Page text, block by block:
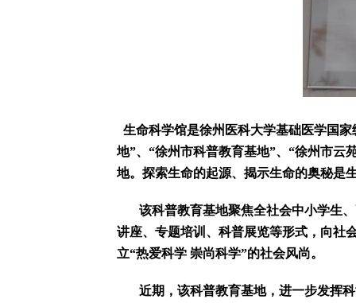
生命科学馆是徐州医科大学基础医学国
地”、“徐州市科普教育基地”、“徐州市云
地。探索生命的起源、揭示生命的奥秘是
该科普教育基地聚焦全社会中小学生
讲座、专题培训、科普展览等形式，向社
立“热爱科学 崇尚科学”的社会风尚。
近期，该科普教育基地，进一步发挥